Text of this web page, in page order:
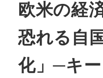
欧米の経
恐れる自
化」─キ